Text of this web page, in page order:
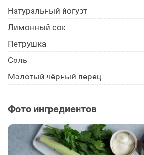
Натуральный йогурт
Лимонный сок
Петрушка
Соль
Молотый чёрный перец
Фото ингредиентов